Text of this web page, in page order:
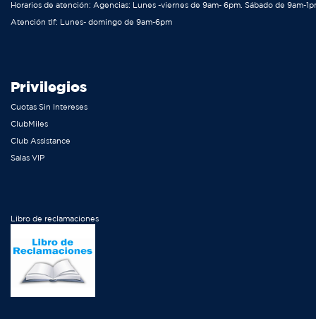
Horarios de atención: Agencias: Lunes -viernes de 9am- 6pm. Sábado de 9am-
Atención tlf: Lunes- domingo de 9am-6pm
Privilegios
Cuotas Sin Intereses
ClubMiles
Club Assistance
Salas VIP
Libro de reclamaciones